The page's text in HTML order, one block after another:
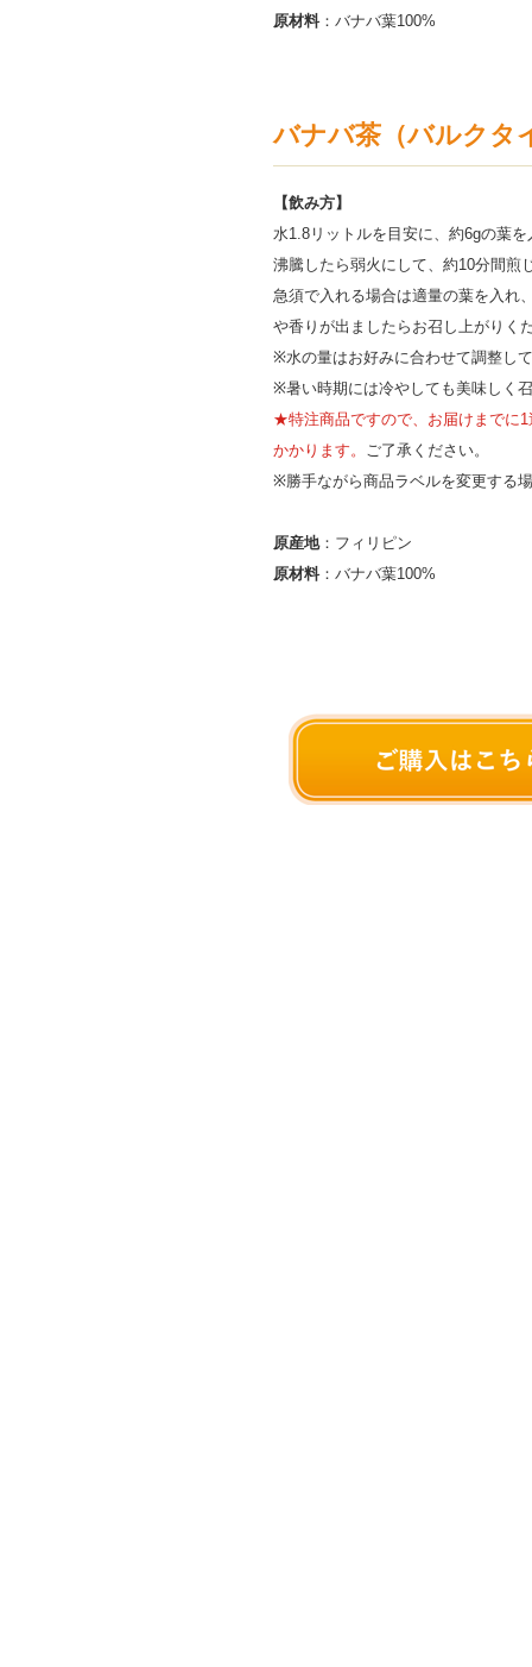
原材料：バナバ葉100%
バナバ茶（バルクタ
【飲み方】
水1.8リットルを目安に、約6gの葉
沸騰したら弱火にして、約10分間煎
急須で入れる場合は適量の葉を入れ
や香りが出ましたらお召し上がりく
※水の量はお好みに合わせて調整し
※暑い時期には冷やしても美味しく
★特注商品ですので、お届けまでに1
かかります。 ご了承ください。
※勝手ながら商品ラベルを変更する
原産地：フィリピン
原材料：バナバ葉100%